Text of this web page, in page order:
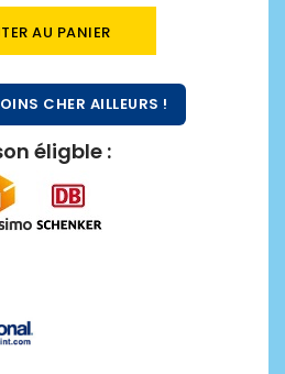
AU PANIER
CHER AILLEURS !
éligble :